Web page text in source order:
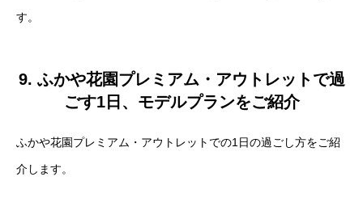
す。
9. ふかや花園プレミアム・アウトレットで過
ごす1日、モデルプランをご紹介
ふかや花園プレミアム・アウトレットでの1日の過ごし方をご紹
介します。